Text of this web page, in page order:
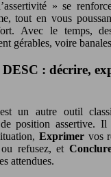
» se
tout en vous
Avec le temps,
gérables, voire
: décrire,
un autre outil
position assertive.
Exprimervos
ou refusez, et
attendues.